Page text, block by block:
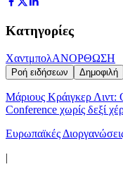
Κατηγορίες
ΧαντμπολΑΝΟΡΘΩΣΗ
Ροή ειδήσεων Δημοφιλή
Μάριους Κράιγκερ Λιντ:
Conference χωρίς δεξί
Ευρωπαϊκές
|